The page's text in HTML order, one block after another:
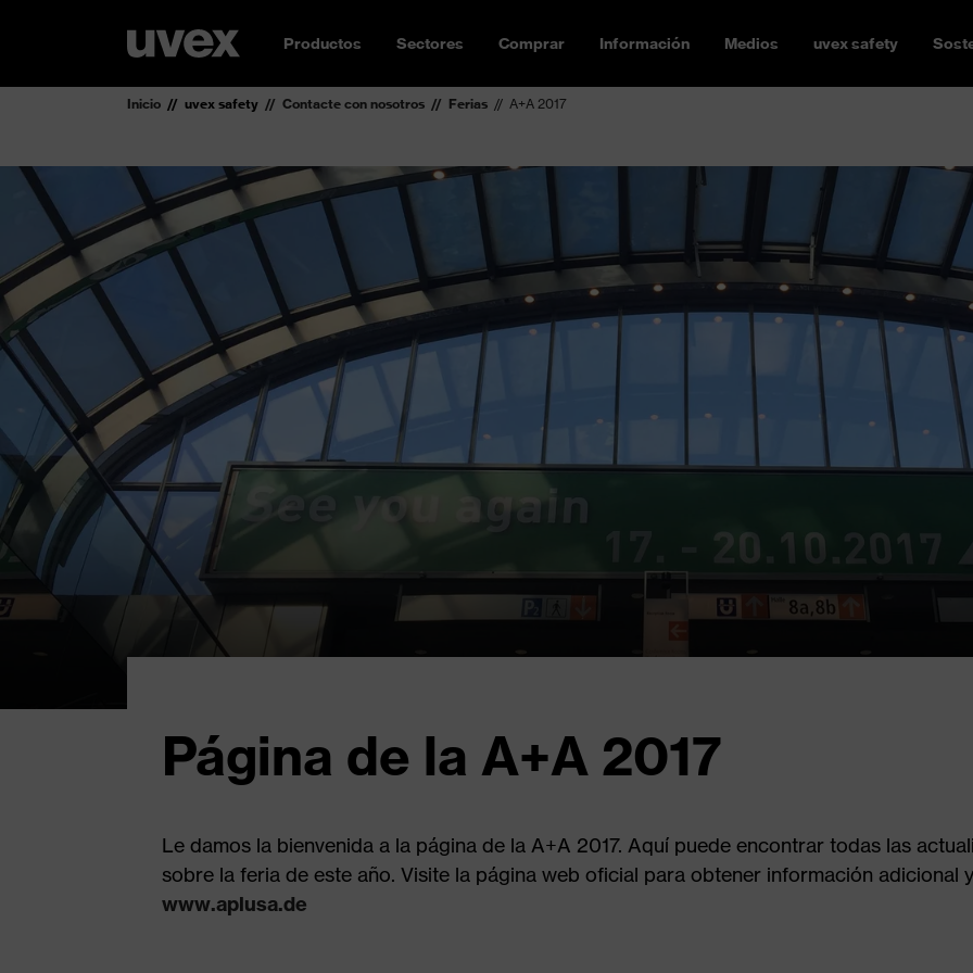
Productos Sectores Comprar Información Medios uvex safety
Inicio uvex safety Contacte con nosotros Ferias A+A 2017
Página de la A+A 2017
Le damos la bienvenida a la página de la A+A 2017. Aquí puede encontrar todas las
sobre la feria de este año. Visite la página web oficial para obtener información adicional
www.aplusa.de